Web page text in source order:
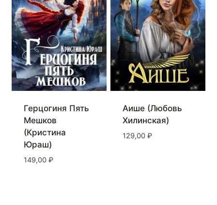
Герцогиня Пять
Мешков
(Кристина
Юраш)
149,00 ₽
Аише (Любовь
Хилинская)
129,00 ₽